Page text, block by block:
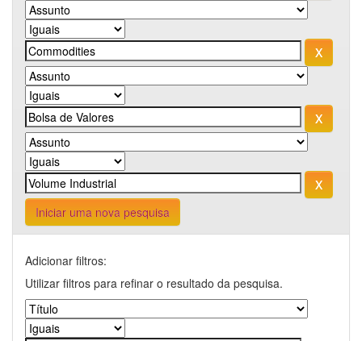
Iniciar uma nova pesquisa
Adicionar filtros:
Utilizar filtros para refinar o resultado da pesquisa.